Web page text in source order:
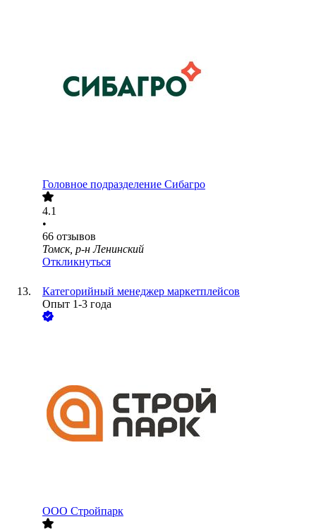
Головное подразделение Сибагро
4.1
•
66 отзывов
Томск, р-н Ленинский
Откликнуться
Категорийный менеджер маркетплейсов
Опыт 1-3 года
ООО Стройпарк